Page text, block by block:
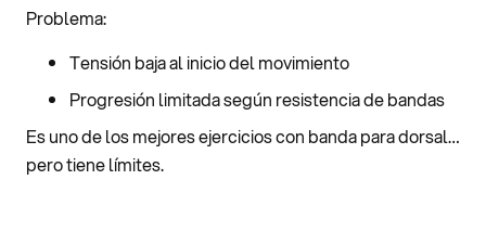
Problema:
Tensión baja al inicio del movimiento
Progresión limitada según resistencia de bandas
Es uno de los mejores ejercicios con banda para dorsal…
pero tiene límites.